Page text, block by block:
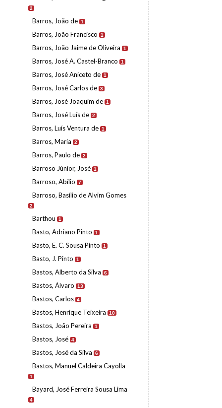
2
Barros, João de 1
Barros, João Francisco 1
Barros, João Jaime de Oliveira 1
Barros, José A. Castel-Branco 1
Barros, José Aniceto de 1
Barros, José Carlos de 3
Barros, José Joaquim de 1
Barros, José Luís de 2
Barros, Luís Ventura de 1
Barros, Maria 2
Barros, Paulo de 2
Barroso Júnior, José 1
Barroso, Abílio 7
Barroso, Basílio de Alvim Gomes
2
Barthou 1
Basto, Adriano Pinto 1
Basto, E. C. Sousa Pinto 1
Basto, J. Pinto 1
Bastos, Alberto da Silva 6
Bastos, Álvaro 13
Bastos, Carlos 4
Bastos, Henrique Teixeira 10
Bastos, João Pereira 1
Bastos, José 4
Bastos, José da Silva 6
Bastos, Manuel Caldeira Cayolla
1
Bayard, José Ferreira Sousa Lima
4